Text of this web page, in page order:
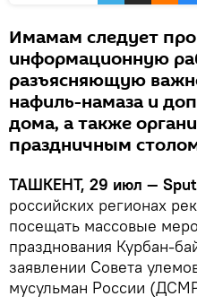
Имамам следует
информационную
разъясняющую
нафиль-намаза и
дома, а также
праздничным
ТАШКЕНТ, 29 июл —
российских регионах
посещать массовые
празднования Курбан-
заявлении Совета
мусульман России